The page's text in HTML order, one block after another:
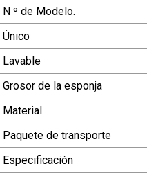
N º de Modelo.
Único
Lavable
Grosor de la esponja
Material
Paquete de transporte
Especificación